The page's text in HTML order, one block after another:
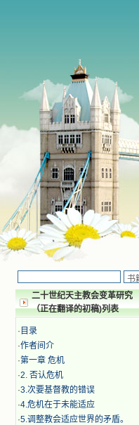
二十世纪天主教会变革研究
（正在翻译的初稿)列表
· 目录
·作者间介
·第一章 危机
·2. 否认危机
·3.次要基督教的错误
·4.危机在于未能适应
·5.调整教会适应世界的矛盾。